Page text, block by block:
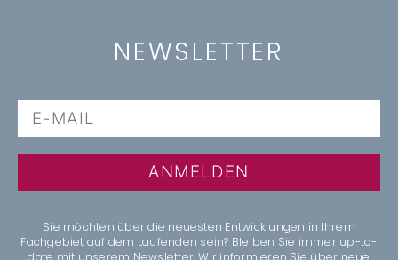
NEWSLETTER
ANMELDEN
Sie möchten über die neuesten Entwicklungen in Ihrem
Fachgebiet auf dem Laufenden sein? Bleiben Sie immer up-to-
date mit unserem Newsletter. Wir informieren Sie über neue